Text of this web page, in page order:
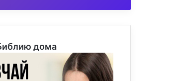
дома